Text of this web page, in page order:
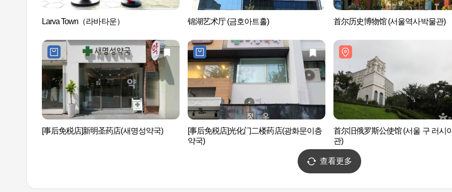
Larva Town（라바타운） 锦湖艺术厅 (금호아트홀) 首尔历史博物馆 (서울역사박물관)
[事后免税店]新明圣药店(새명성약국)
[事后免税店]光化门二楼药店(광화문이층
약국)
首尔旧俄罗斯公使馆 (서울 구 러시
관)
查看更多